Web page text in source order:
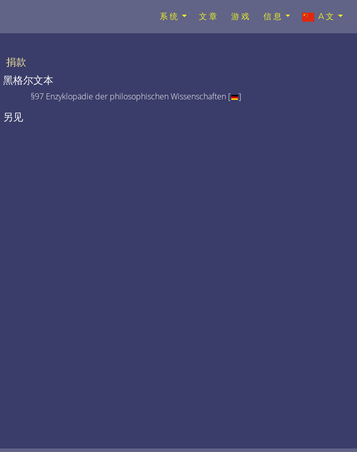
系统 文章 游戏 信息 A文
捐款
黑格尔文本
§97 Enzyklopädie der philosophischen Wissenschaften [ ]
另见